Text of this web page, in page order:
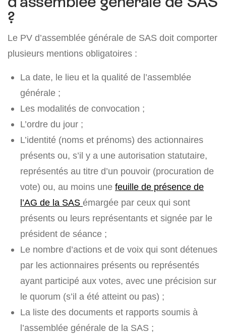
?
Le PV d’assemblée générale de SAS doit comporter
plusieurs mentions obligatoires :
La date, le lieu et la qualité de l’assemblée
générale ;
Les modalités de convocation ;
L’ordre du jour ;
L’identité (noms et prénoms) des actionnaires
présents ou, s’il y a une autorisation statutaire,
représentés au titre d’un pouvoir (procuration de
vote) ou, au moins une feuille de présence de
l’AG de la SAS émargée par ceux qui sont
présents ou leurs représentants et signée par le
président de séance ;
Le nombre d’actions et de voix qui sont détenues
par les actionnaires présents ou représentés
ayant participé aux votes, avec une précision sur
le quorum (s’il a été atteint ou pas) ;
La liste des documents et rapports soumis à
l’assemblée générale de la SAS ;